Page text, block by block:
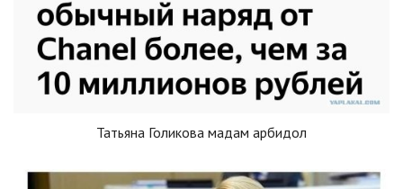
Татьяна Голикова мадам арбидол